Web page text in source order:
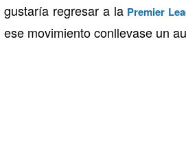
gustaría regresar a la Premier
ese movimiento conllevase un